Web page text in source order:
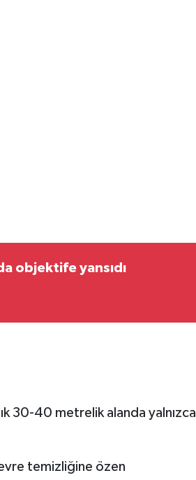
objektife yansıdı
30-40 metrelik alanda yalnızca
temizliğine özen